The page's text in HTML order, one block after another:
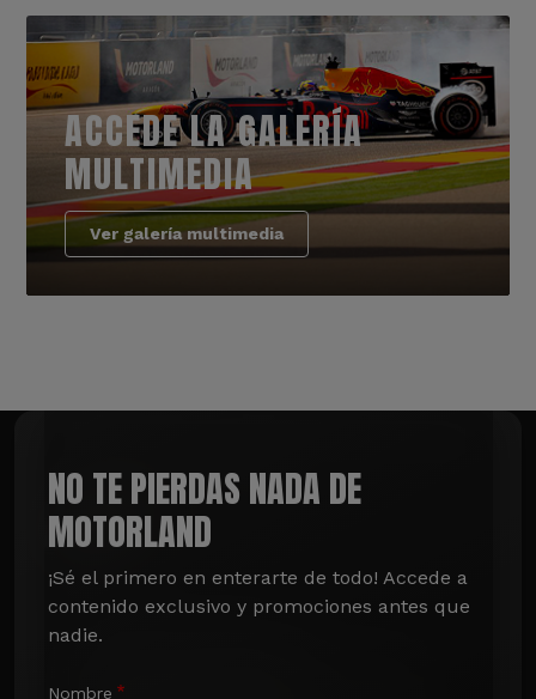
ACCEDE LA GALERÍA
MULTIMEDIA
Ver galería multimedia
NO TE PIERDAS NADA DE
MOTORLAND
¡Sé el primero en enterarte de todo! Accede a
contenido exclusivo y promociones antes que
nadie.
Nombre